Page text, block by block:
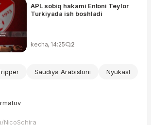
APL sobiq hakami Entoni Teylor
Turkiyada ish boshladi
kecha, 14:25 2
Saudiya Arabistoni Nyukasl
NicoSchira